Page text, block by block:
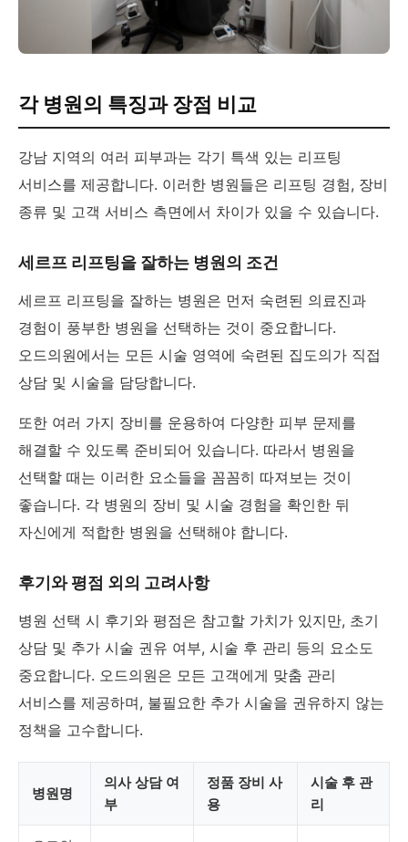
각 병원의 특징과 장점 비교
강남 지역의 여러 피부과는 각기 특색 있는 리프팅
서비스를 제공합니다. 이러한 병원들은 리프팅 경험, 장비
종류 및 고객 서비스 측면에서 차이가 있을 수 있습니다.
세르프 리프팅을 잘하는 병원의 조건
세르프 리프팅을 잘하는 병원은 먼저 숙련된 의료진과
경험이 풍부한 병원을 선택하는 것이 중요합니다.
오드의원에서는 모든 시술 영역에 숙련된 집도의가 직접
상담 및 시술을 담당합니다.
또한 여러 가지 장비를 운용하여 다양한 피부 문제를
해결할 수 있도록 준비되어 있습니다. 따라서 병원을
선택할 때는 이러한 요소들을 꼼꼼히 따져보는 것이
좋습니다. 각 병원의 장비 및 시술 경험을 확인한 뒤
자신에게 적합한 병원을 선택해야 합니다.
후기와 평점 외의 고려사항
병원 선택 시 후기와 평점은 참고할 가치가 있지만, 초기
상담 및 추가 시술 권유 여부, 시술 후 관리 등의 요소도
중요합니다. 오드의원은 모든 고객에게 맞춤 관리
서비스를 제공하며, 불필요한 추가 시술을 권유하지 않는
정책을 고수합니다.
병원명
의사 상담 여
부
정품 장비 사
용
시술 후 관
리